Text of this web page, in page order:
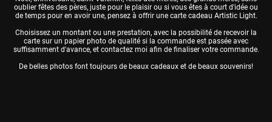
oublier fêtes des pères, juste pour le plaisir ou si vous êtes à court d'idée ou
de temps pour en avoir une, pensez à offrir une carte cadeau Artistic Light.
Choisissez un montant ou une prestation, avec la possibilité de recevoir la
carte sur un papier photo de qualité si la commande est passée avec
suffisamment d'avance, et contactez moi afin de finaliser votre commande.
De belles photos font toujours de beaux cadeaux et de beaux souvenirs!